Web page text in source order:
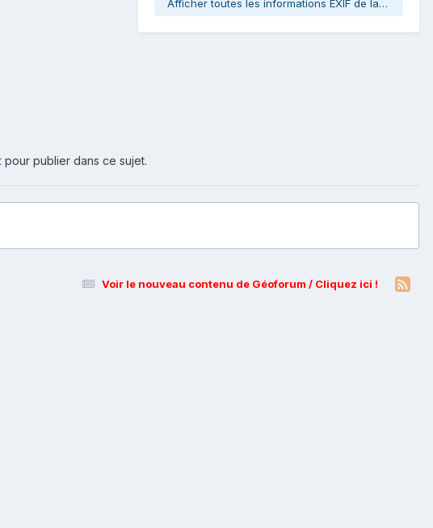
Afficher toutes les informations EXIF de la photo
pour publier dans ce sujet.
Voir le nouveau contenu de Géoforum / Cliquez ici !